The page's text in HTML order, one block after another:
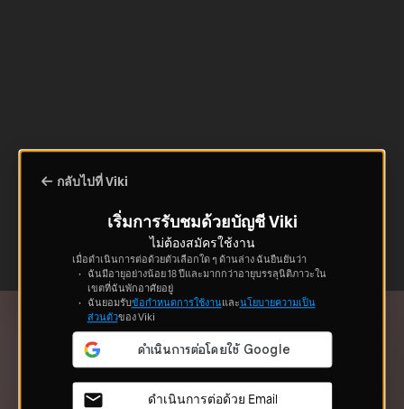
กลับไปที่ Viki
เริ่มการรับชมด้วยบัญชี Viki
ไม่ต้องสมัครใช้งาน
เมื่อดำเนินการต่อด้วยตัวเลือกใด ๆ ด้านล่าง ฉันยืนยันว่า
ฉันมีอายุอย่างน้อย 18 ปีและมากกว่าอายุบรรลุนิติภาวะใน
เขตที่ฉันพักอาศัยอยู่
ฉันยอมรับข้อกำหนดการใช้งานและนโยบายความเป็น
ส่วนตัวของ Viki
ดำเนินการต่อด้วย Email